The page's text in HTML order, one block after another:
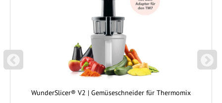
P
REVIOUS
WunderSlicer® V2 | Gemüseschneider für Thermomix
N
EXT